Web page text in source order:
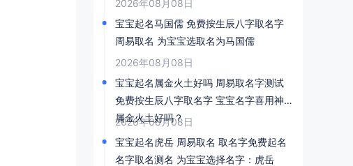
2026年08月08日
宝宝起名马国儒 免费按生辰八字取名字
周易取名 为宝宝选取名为马国儒
2026年08月08日
宝宝起名属金火土好吗 周易取名字测试
免费按生辰八字取名字 宝宝名字喜用神
属金火土好吗？
2026年08月08日
宝宝起名虎岳 周易取名 取名字免费起名
名字取名测名 为宝宝选择名字：虎岳